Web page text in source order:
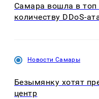
Самара вошла в
количеству DDoS-
Новости Самары
Безымянку хотят
центр